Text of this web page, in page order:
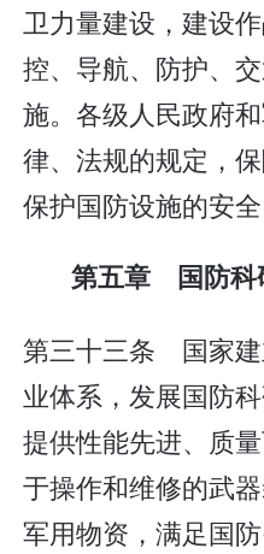
卫力量建设，建设
控、导航、防护、
施。各级人民政府
律、法规的规定，
保护国防设施的安全
第五章 国防科
第三十三条 国家建
业体系，发展国防
提供性能先进、质
于操作和维修的武
军用物资，满足国防